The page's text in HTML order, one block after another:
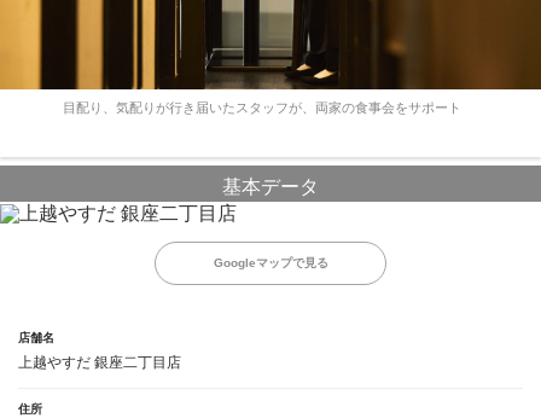
目配り、気配りが行き届いたスタッフが、両家の食事会をサポート
基本データ
Googleマップで見る
店舗名
上越やすだ 銀座二丁目店
住所